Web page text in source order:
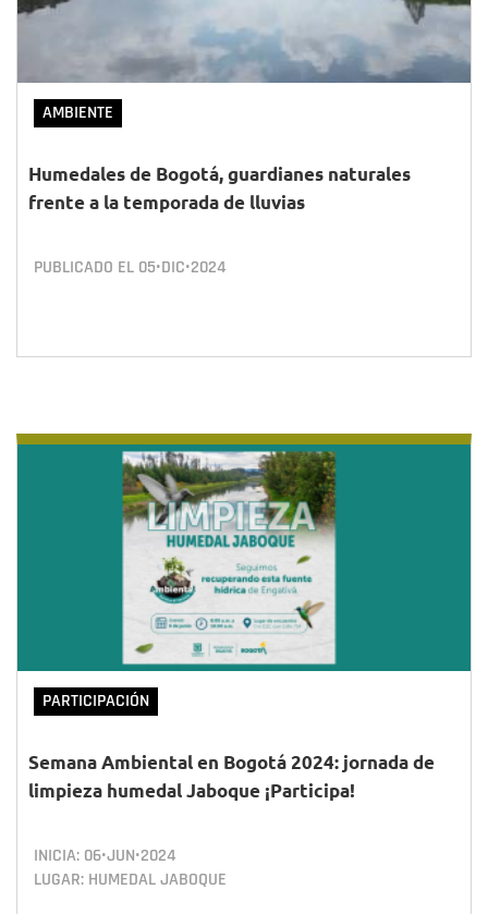
AMBIENTE
Humedales de Bogotá, guardianes naturales
frente a la temporada de lluvias
PUBLICADO EL 05•DIC•2024
PARTICIPACIÓN
Semana Ambiental en Bogotá 2024: jornada de
limpieza humedal Jaboque ¡Participa!
INICIA: 06•JUN•2024
LUGAR: HUMEDAL JABOQUE